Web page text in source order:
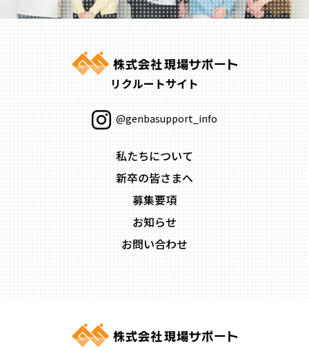
リクルートサイト
@genbasupport_info
私たちについて
新卒の皆さまへ
募集要項
お知らせ
お問い合わせ